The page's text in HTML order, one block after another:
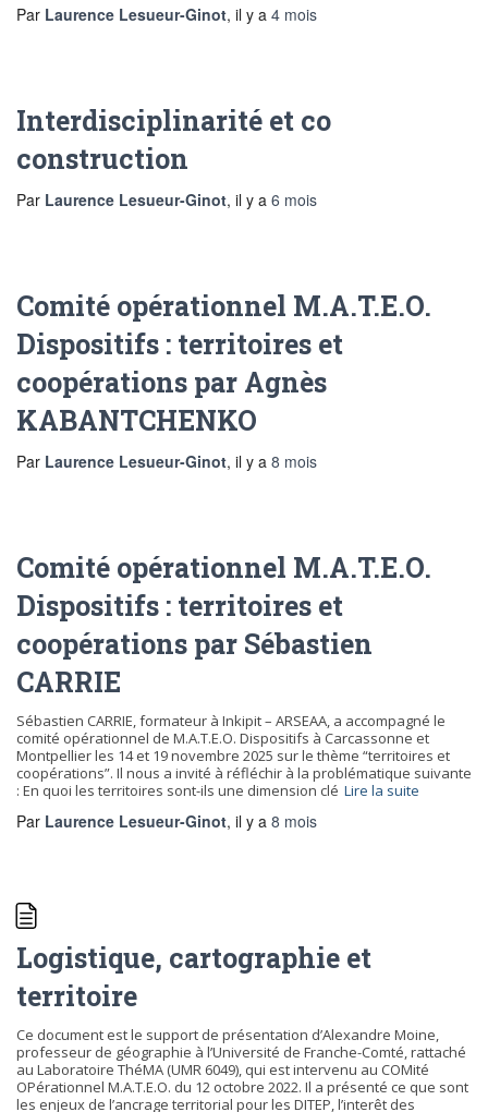
Par Laurence Lesueur-Ginot, il y a 4 mois
Interdisciplinarité et co
construction
Par Laurence Lesueur-Ginot, il y a 6 mois
Comité opérationnel M.A.T.E.O.
Dispositifs : territoires et
coopérations par Agnès
KABANTCHENKO
Par Laurence Lesueur-Ginot, il y a 8 mois
Comité opérationnel M.A.T.E.O.
Dispositifs : territoires et
coopérations par Sébastien
CARRIE
Sébastien CARRIE, formateur à Inkipit – ARSEAA, a accompagné le
comité opérationnel de M.A.T.E.O. Dispositifs à Carcassonne et
Montpellier les 14 et 19 novembre 2025 sur le thème “territoires et
coopérations”. Il nous a invité à réfléchir à la problématique suivante
: En quoi les territoires sont-ils une dimension clé Lire la suite
Par Laurence Lesueur-Ginot, il y a 8 mois
Logistique, cartographie et
territoire
Ce document est le support de présentation d’Alexandre Moine,
professeur de géographie à l’Université de Franche-Comté, rattaché
au Laboratoire ThéMA (UMR 6049), qui est intervenu au COMité
OPérationnel M.A.T.E.O. du 12 octobre 2022. Il a présenté ce que sont
les enjeux de l’ancrage territorial pour les DITEP, l’interêt des